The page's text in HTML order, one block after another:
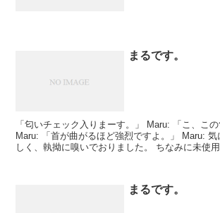
まるです。
「匂いチェック入りまーす。」 Maru: 「こ、この匂いは――！！」
Maru: 「首が曲がるほど強烈ですよ。」 Maru: 気になる匂いだったら
しく、執拗に嗅いでおりました。 ちなみに未使用
まるです。